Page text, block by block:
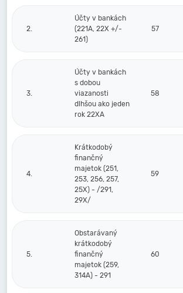
2.
Účty v bankách
(221A, 22X +/-
261)
57
3.
Účty v bankách
s dobou
viazanosti
dlhšou ako jeden
rok 22XA
58
4.
Krátkodobý
finančný
majetok (251,
253, 256, 257,
25X) - /291,
29X/
59
5.
Obstarávaný
krátkodobý
finančný
majetok (259,
314A) - 291
60